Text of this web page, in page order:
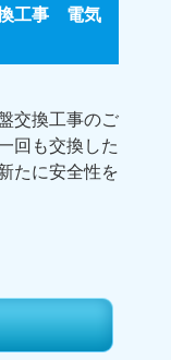
工事 電気
交換工事のご
回も交換した
たに安全性を